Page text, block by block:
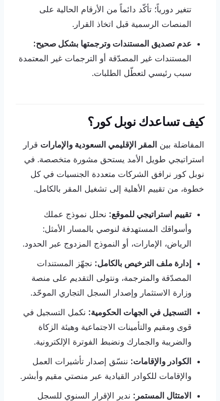
تتغير دورياً؛ تأكّد دائماً من الأرقام الحالية على
المنصات الرسمية قبل اتخاذ القرار.
عدم تصديق المستندات وترجمتها بشكل صحيح:
المستندات غير المصدّقة أو الترجمات غير المعتمدة
سبب رئيسي لتعطّل الطلبات.
كيف تساعدك نوبل كور؟
المفاضلة بين المقر الإقليمي السعودية والإمارات قرار
استراتيجي طويل الأمد يستحق مشورة متخصصة. في
نوبل كور نرافق الشركات متعددة الجنسيات في كل
خطوة، من تقييم الأهلية إلى تشغيل المقر بالكامل.
تقييم استراتيجي للموقع: نحلل نموذج عملك
وأسواقك المستهدفة لنوصي بالمسار الأمثل:
الرياض، الإمارات، أو النموذج المزدوج عبر الحدود.
إدارة ملف الترخيص بالكامل: نجهّز المستندات
المصدّقة والمترجمة، ونتولى التقديم على منصة
وزارة الاستثمار وإصدار السجل التجاري الموحّد.
التسجيل في الجهات الحكومية: نكمل التسجيل في
قوى ومقيم والتأمينات الاجتماعية وهيئة الزكاة
والضريبة والجمارك ونضبط الفوترة الإلكترونية.
الكوادر والإقامات: ننسّق إصدار تأشيرات العمل
والإقامات للكوادر القيادية عبر منصتي مقيم وأبشر.
الامتثال المستمر: ندير الإقرار السنوي للسجل